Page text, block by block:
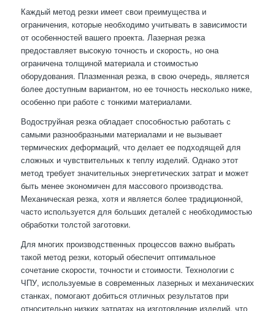
Каждый метод резки имеет свои преимущества и
ограничения, которые необходимо учитывать в зависимости
от особенностей вашего проекта. Лазерная резка
предоставляет высокую точность и скорость, но она
ограничена толщиной материала и стоимостью
оборудования. Плазменная резка, в свою очередь, является
более доступным вариантом, но ее точность несколько ниже,
особенно при работе с тонкими материалами.
Водоструйная резка обладает способностью работать с
самыми разнообразными материалами и не вызывает
термических деформаций, что делает ее подходящей для
сложных и чувствительных к теплу изделий. Однако этот
метод требует значительных энергетических затрат и может
быть менее экономичен для массового производства.
Механическая резка, хотя и является более традиционной,
часто используется для больших деталей с необходимостью
обработки толстой заготовки.
Для многих производственных процессов важно выбрать
такой метод резки, который обеспечит оптимальное
сочетание скорости, точности и стоимости. Технологии с
ЧПУ, используемые в современных лазерных и механических
станках, помогают добиться отличных результатов при
относительно низких затратах на изготовление изделий, что